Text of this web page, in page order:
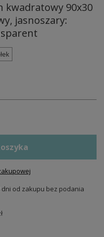
kwadratowy 90x30
jasnoszary:
dni od zakupu bez podania